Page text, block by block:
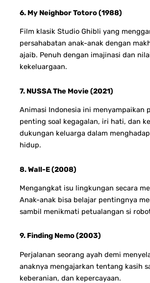
6. My Neighbor Totoro (1988)
Film klasik Studio Ghibli yang
persahabatan anak-anak dengan
ajaib. Penuh dengan imajinasi dan
kekeluargaan.
7. NUSSA The Movie (2021)
Animasi Indonesia ini menyampaikan
penting soal kegagalan, iri hati, dan
dukungan keluarga dalam
hidup.
8. Wall-E (2008)
Mengangkat isu lingkungan secara
Anak-anak bisa belajar pentingnya
sambil menikmati petualangan si
9. Finding Nemo (2003)
Perjalanan seorang ayah demi
anaknya mengajarkan tentang kasih
keberanian, dan kepercayaan.